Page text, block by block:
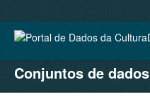
CONJUNTOS DE DADOS
ORGANIZAÇÕES
Conjuntos de dados